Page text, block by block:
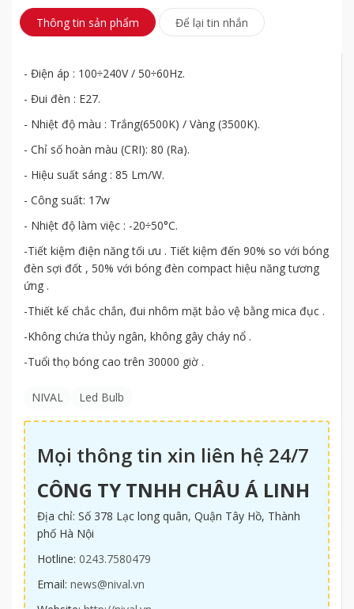
Thông tin sản phẩm Để lại tin nhắn
- Điện áp : 100÷240V / 50÷60Hz.
- Đui đèn : E27.
- Nhiệt độ màu : Trắng(6500K) / Vàng (3500K).
- Chỉ số hoàn màu (CRI): 80 (Ra).
- Hiệu suất sáng : 85 Lm/W.
- Công suất: 17w
- Nhiệt độ làm việc : -20÷50°C.
-Tiết kiệm điện năng tối ưu . Tiết kiệm đến 90% so với bóng
đèn sợi đốt , 50% với bóng đèn compact hiệu năng tương
ứng .
-Thiết kế chắc chắn, đui nhôm mặt bảo vệ bằng mica đục .
-Không chứa thủy ngân, không gây cháy nổ .
-Tuổi thọ bóng cao trên 30000 giờ .
NIVAL Led Bulb
Mọi thông tin xin liên hệ 24/7
CÔNG TY TNHH CHÂU Á LINH
Địa chỉ: Số 378 Lạc long quân, Quận Tây Hồ, Thành
phố Hà Nội
Hotline: 0243.7580479
Email: news@nival.vn